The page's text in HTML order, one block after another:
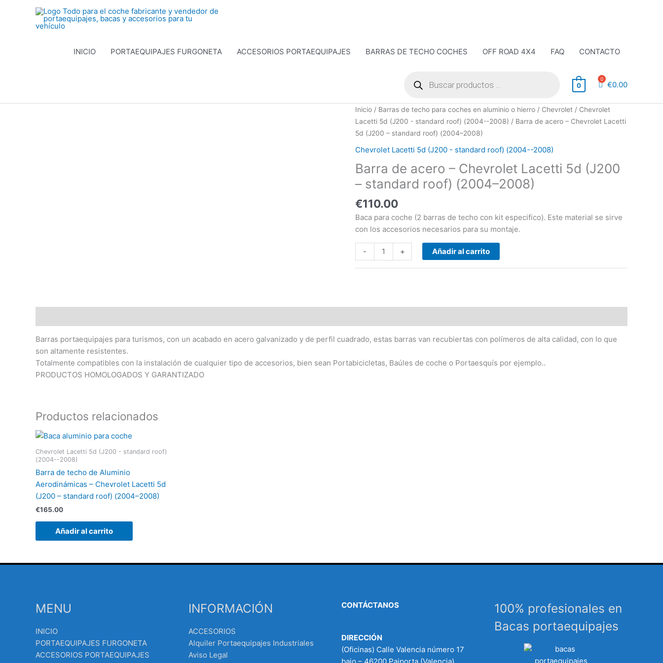
INICIO PORTAEQUIPAJES FURGONETA ACCESORIOS PORTAEQUIPAJES BARRAS DE TECHO COCHES OFF ROAD 4X4 FAQ
CONTACTO
productos 0 €0.00
Inicio / Barras de techo para coches en aluminio o hierro / Chevrolet / Chevrolet
Lacetti 5d (J200 - standard roof) (2004--2008) / Barra de acero – Chevrolet Lacetti
5d (J200 – standard roof) (2004–2008)
Chevrolet Lacetti 5d (J200 - standard roof) (2004--2008)
Barra de acero – Chevrolet Lacetti 5d (J200
– standard roof) (2004–2008)
€110.00
Baca para coche (2 barras de techo con kit especifico). Este material se sirve
con los accesorios necesarios para su montaje.
-
Barra
de
acero
Chevrolet
Lacetti
(J200
-
standard
roof)
-2008)
cantidad
+ Añadir al carrito
Barras portaequipajes para turismos, con un acabado en acero galvanizado y de perfil cuadrado, estas barras van recubiertas con polímeros de alta calidad, con lo que
son altamente resistentes.
Totalmente compatibles con la instalación de cualquier tipo de accesorios, bien sean Portabicicletas, Baúles de coche o Portaesquís por ejemplo..
PRODUCTOS HOMOLOGADOS Y GARANTIZADO
Productos relacionados
Chevrolet Lacetti 5d (J200 - standard roof)
(2004--2008)
Barra de techo de Aluminio
Aerodinámicas – Chevrolet Lacetti 5d
(J200 – standard roof) (2004–2008)
€165.00
Añadir al carrito
MENU
INICIO
PORTAEQUIPAJES FURGONETA
ACCESORIOS PORTAEQUIPAJES
INFORMACIÓN
ACCESORIOS
Alquiler Portaequipajes Industriales
Aviso Legal
CONTÁCTANOS
DIRECCIÓN
(Oficinas) Calle Valencia número 17
100% profesionales en
Bacas portaequipajes